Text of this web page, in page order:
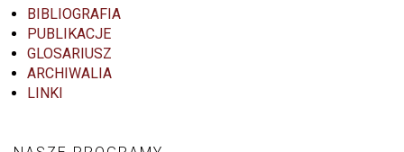
BIBLIOGRAFIA
PUBLIKACJE
GLOSARIUSZ
ARCHIWALIA
LINKI